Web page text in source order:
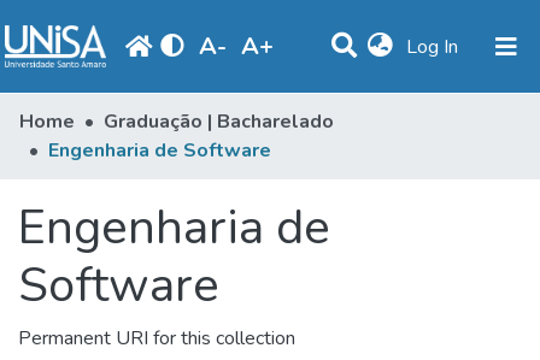
A- A+ Log In (current)
Statistics
Communities & Collections
Browse
Produção Docente
Home
Graduação | Bacharelado
Engenharia de Software
Engenharia de
Software
Permanent URI for this collection